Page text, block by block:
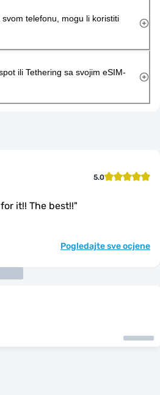
telefonu, mogu li koristiti
ili Tethering sa svojim eSIM-
5.0
it!! The best!!"
Pogledajte sve ocjene